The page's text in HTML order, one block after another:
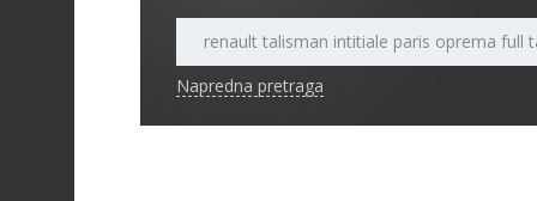
Napredna pretraga